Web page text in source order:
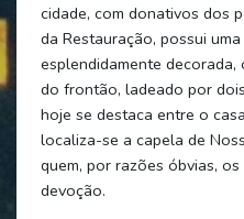
cidade, com donativos dos
da Restauração, possui
esplendidamente
do frontão, ladeado por
hoje se destaca entre o
localiza-se a capela de
quem, por razões óbvias,
devoção.